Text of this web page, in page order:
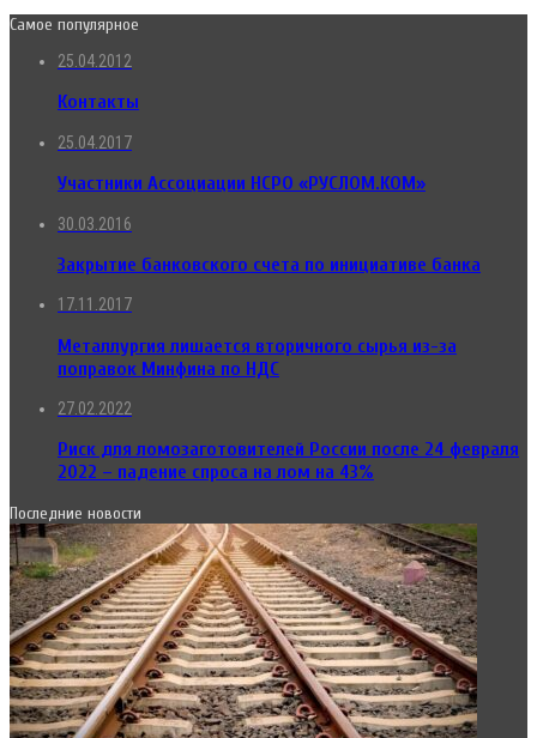
Самое популярное
25.04.2012
Контакты
25.04.2017
Участники Ассоциации НСРО «РУСЛОМ.КОМ»
30.03.2016
Закрытие банковского счета по инициативе банка
17.11.2017
Металлургия лишается вторичного сырья из-за
поправок Минфина по НДС
27.02.2022
Риск для ломозаготовителей России после 24 февраля
2022 – падение спроса на лом на 43%
Последние новости